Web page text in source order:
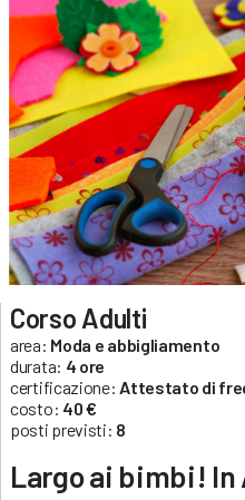
Corso Adulti
area: Moda e abbigliamento
durata: 4 ore
certificazione: Attestato di
costo: 40 €
posti previsti: 8
Largo ai bimbi! In